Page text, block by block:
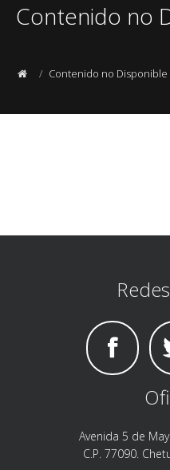
Contenido no
Contenido no Disponible
Avenida 5 de
C.P. 77090.